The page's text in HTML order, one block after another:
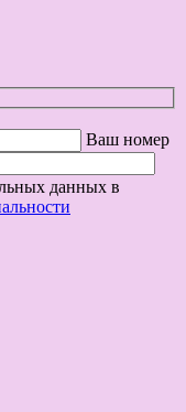
Ваш номер
данных в